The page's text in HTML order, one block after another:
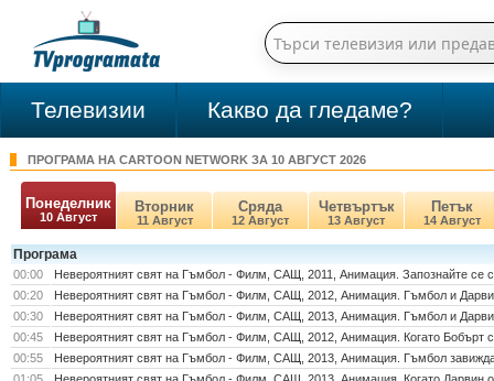
Телевизии Какво да гледаме?
ПРОГРАМА НА CARTOON NETWORK ЗА 10 АВГУСТ 2026
Понеделник
10 Август
Вторник
11 Август
Сряда
12 Август
Четвъртък
13 Август
Петък
14 Август
Програма
00:00
Невероятният свят на Гъмбол - Филм, САЩ, 2011, Анимация. Запознайте се
00:20
Невероятният свят на Гъмбол - Филм, САЩ, 2012, Анимация. Гъмбол и
00:30
Невероятният свят на Гъмбол - Филм, САЩ, 2013, Анимация. Гъмбол и
00:45
Невероятният свят на Гъмбол - Филм, САЩ, 2012, Анимация. Когато Бобърт
00:55
Невероятният свят на Гъмбол - Филм, САЩ, 2013, Анимация. Гъмбол